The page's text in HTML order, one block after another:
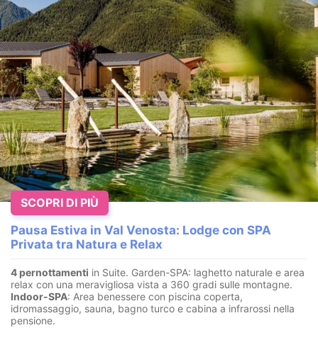
Pausa Estiva in Val Venosta: Lodge con SPA
Privata tra Natura e Relax
4 pernottamenti in Suite. Garden-SPA: laghetto naturale e area
relax con una meravigliosa vista a 360 gradi sulle montagne.
Indoor-SPA: Area benessere con piscina coperta,
idromassaggio, sauna, bagno turco e cabina a infrarossi nella
pensione.
SCOPRI DI PIÙ